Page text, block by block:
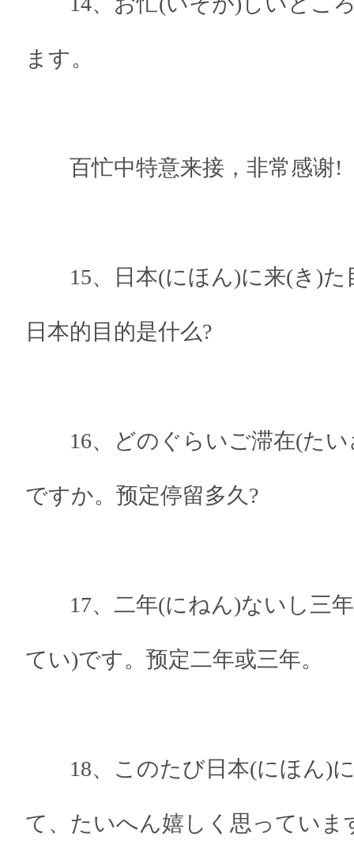
ます。
百忙中特意来接，非常感谢!
15、日本(にほん)に来(き)た
日本的目的是什么?
16、どのぐらいご滞在(たい
ですか。预定停留多久?
17、二年(にねん)ないし三年
てい)です。预定二年或三年。
18、このたび日本(にほん)に
て、たいへん嬉しく思っていま